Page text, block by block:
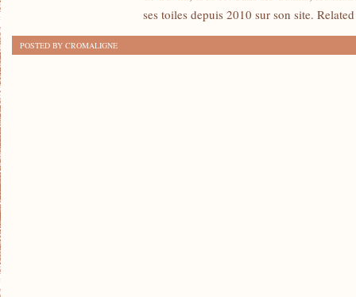
ses toiles depuis 2010 sur son site.
POSTED BY CROMALIGNE